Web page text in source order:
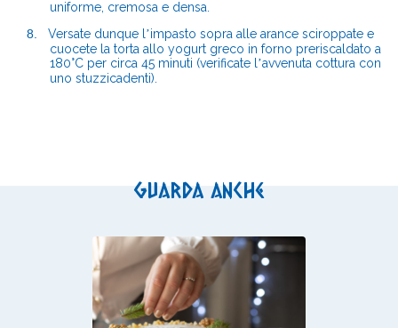
uniforme, cremosa e densa.
8.
Versate dunque l ’impasto sopra alle arance sciroppate e
cuocete la torta allo yogurt greco in forno preriscaldato a
180°C per circa 45 minuti (verificate l ’avvenuta cottura con
uno stuzzicadenti).
Guarda anche